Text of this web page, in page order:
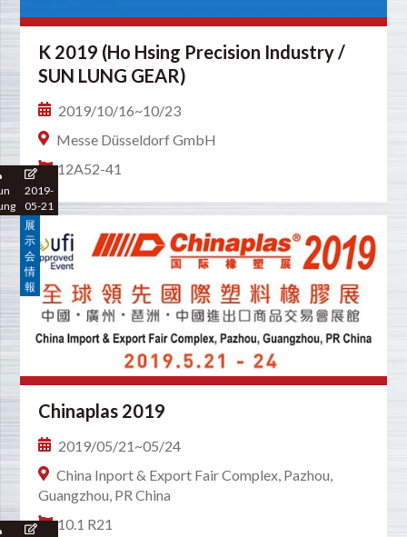
K 2019 (Ho Hsing Precision Industry /
SUN LUNG GEAR)
2019/10/16~10/23
Messe Düsseldorf GmbH
12A52-41
2019-
05-21
展
示
会
情
報
Chinaplas 2019
2019/05/21~05/24
China Inport & Export Fair Complex, Pazhou,
Guangzhou, PR China
10.1 R21